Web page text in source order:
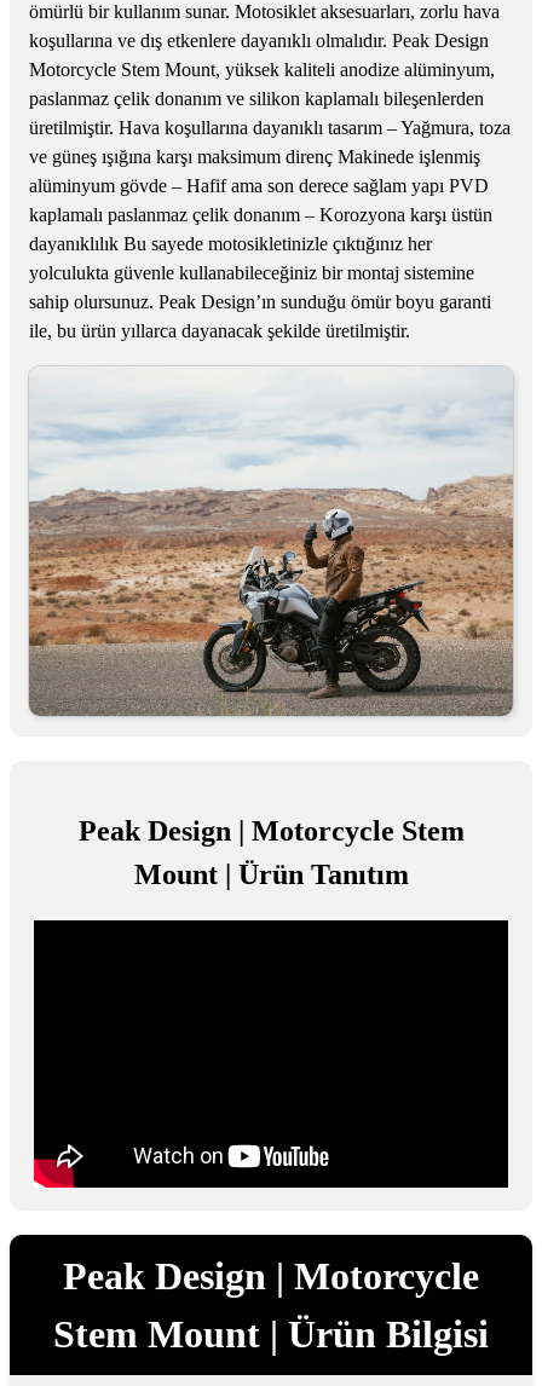
ömürlü bir kullanım sunar. Motosiklet aksesuarları, zorlu hava
koşullarına ve dış etkenlere dayanıklı olmalıdır. Peak Design
Motorcycle Stem Mount, yüksek kaliteli anodize alüminyum,
paslanmaz çelik donanım ve silikon kaplamalı bileşenlerden
üretilmiştir. Hava koşullarına dayanıklı tasarım – Yağmura, toza
ve güneş ışığına karşı maksimum direnç Makinede işlenmiş
alüminyum gövde – Hafif ama son derece sağlam yapı PVD
kaplamalı paslanmaz çelik donanım – Korozyona karşı üstün
dayanıklılık Bu sayede motosikletinizle çıktığınız her
yolculukta güvenle kullanabileceğiniz bir montaj sistemine
sahip olursunuz. Peak Design’ın sunduğu ömür boyu garanti
ile, bu ürün yıllarca dayanacak şekilde üretilmiştir.
Peak Design | Motorcycle Stem
Mount | Ürün Tanıtım
Peak Design | Motorcycle
Stem Mount | Ürün Bilgisi